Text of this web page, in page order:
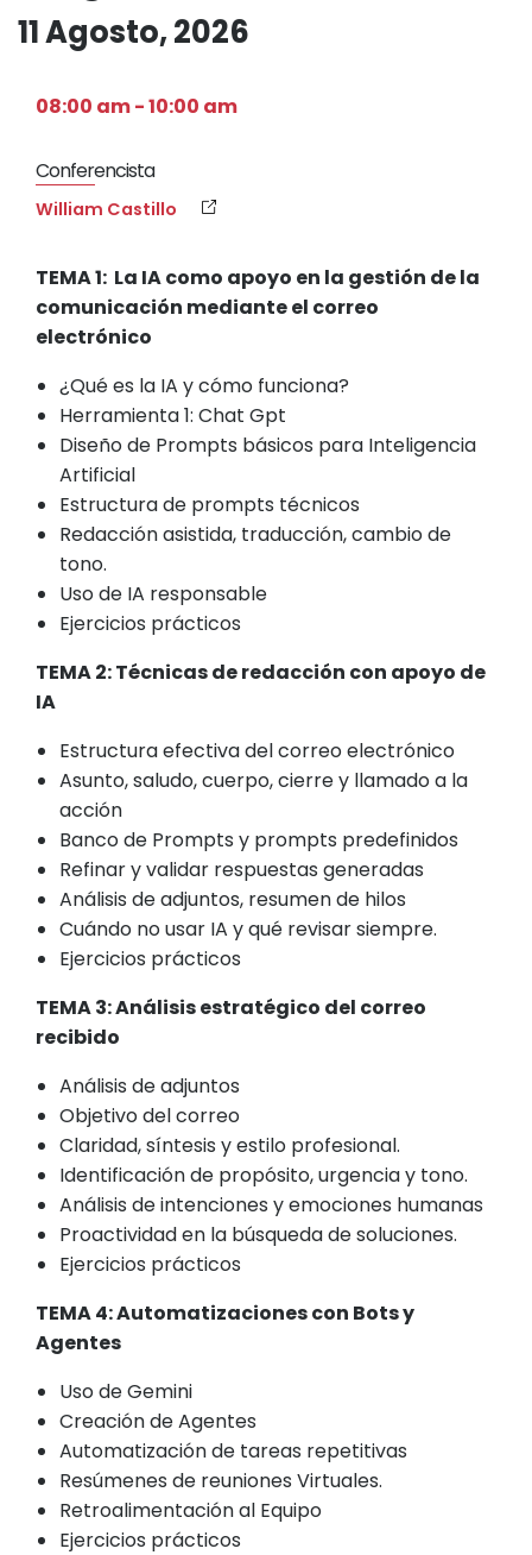
11 Agosto, 2026
08:00 am - 10:00 am
Conferencista
William Castillo
TEMA 1: La IA como apoyo en la gestión de la
comunicación mediante el correo
electrónico
¿Qué es la IA y cómo funciona?
Herramienta 1: Chat Gpt
Diseño de Prompts básicos para Inteligencia
Artificial
Estructura de prompts técnicos
Redacción asistida, traducción, cambio de
tono.
Uso de IA responsable
Ejercicios prácticos
TEMA 2: Técnicas de redacción con apoyo de
IA
Estructura efectiva del correo electrónico
Asunto, saludo, cuerpo, cierre y llamado a la
acción
Banco de Prompts y prompts predefinidos
Refinar y validar respuestas generadas
Análisis de adjuntos, resumen de hilos
Cuándo no usar IA y qué revisar siempre.
Ejercicios prácticos
TEMA 3: Análisis estratégico del correo
recibido
Análisis de adjuntos
Objetivo del correo
Claridad, síntesis y estilo profesional.
Identificación de propósito, urgencia y tono.
Análisis de intenciones y emociones humanas
Proactividad en la búsqueda de soluciones.
Ejercicios prácticos
TEMA 4: Automatizaciones con Bots y
Agentes
Uso de Gemini
Creación de Agentes
Automatización de tareas repetitivas
Resúmenes de reuniones Virtuales.
Retroalimentación al Equipo
Ejercicios prácticos